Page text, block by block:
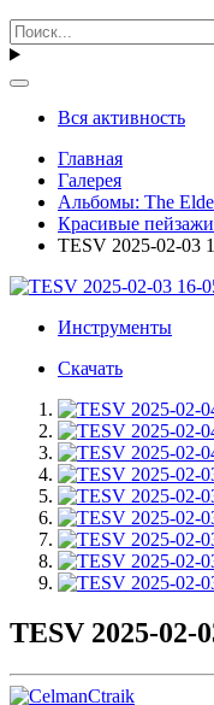
Вся активность
Главная
Галерея
Альбомы: The
Красивые
TESV 2025-02-03
Инструменты
Скачать
TESV 2025-02-